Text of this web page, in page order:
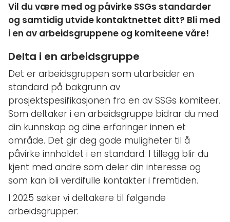
Vil du være med og påvirke SSGs standarder
og samtidig utvide kontaktnettet ditt? Bli med
i en av arbeidsgruppene og komiteene våre!
Delta i en arbeidsgruppe
Det er arbeidsgruppen som utarbeider en
standard på bakgrunn av
prosjektspesifikasjonen fra en av SSGs komiteer.
Som deltaker i en arbeidsgruppe bidrar du med
din kunnskap og dine erfaringer innen et
område. Det gir deg gode muligheter til å
påvirke innholdet i en standard. I tillegg blir du
kjent med andre som deler din interesse og
som kan bli verdifulle kontakter i fremtiden.
I 2025 søker vi deltakere til følgende
arbeidsgrupper: